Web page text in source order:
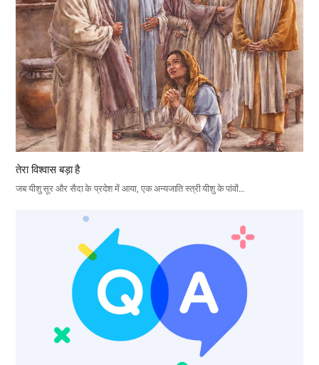
तेरा विश्वास बड़ा है
जब यीशु सूर और सैदा के प्रदेश में आया, एक अन्यजाति स्त्री यीशु के पांवों…